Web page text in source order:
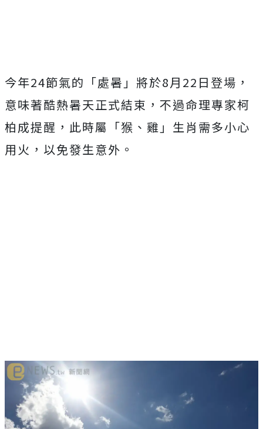
今年24節氣的「處暑」將於8月22日登場，
意味著酷熱暑天正式結束，不過命理專家柯
柏成提醒，此時屬「猴、雞」生肖需多小心
用火，以免發生意外。